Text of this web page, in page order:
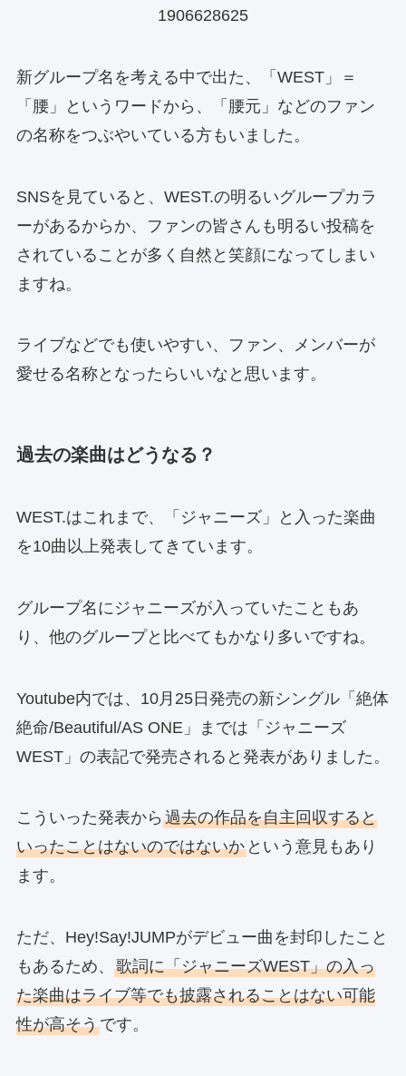
1906628625
新グループ名を考える中で出た、「WEST」＝
「腰」というワードから、「腰元」などのファン
の名称をつぶやいている方もいました。
SNSを見ていると、WEST.の明るいグループカラ
ーがあるからか、ファンの皆さんも明るい投稿を
されていることが多く自然と笑顔になってしまい
ますね。
ライブなどでも使いやすい、ファン、メンバーが
愛せる名称となったらいいなと思います。
過去の楽曲はどうなる？
WEST.はこれまで、「ジャニーズ」と入った楽曲
を10曲以上発表してきています。
グループ名にジャニーズが入っていたこともあ
り、他のグループと比べてもかなり多いですね。
Youtube内では、10月25日発売の新シングル「絶体
絶命/Beautiful/AS ONE」までは「ジャニーズ
WEST」の表記で発売されると発表がありました。
こういった発表から 過去の作品を自主回収すると
いったことはないのではないかという意見もあり
ます。
ただ、Hey!Say!JUMPがデビュー曲を封印したこと
もあるため、 歌詞に「ジャニーズWEST」の入っ
た楽曲はライブ等でも披露されることはない可能
性が高そうです。